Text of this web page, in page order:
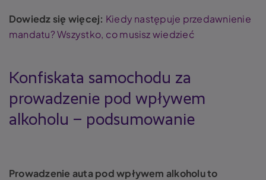
Dowiedz się więcej: Kiedy następuje przedawnienie
mandatu? Wszystko, co musisz wiedzieć
Konfiskata samochodu za
prowadzenie pod wpływem
alkoholu – podsumowanie
Prowadzenie auta pod wpływem alkoholu to